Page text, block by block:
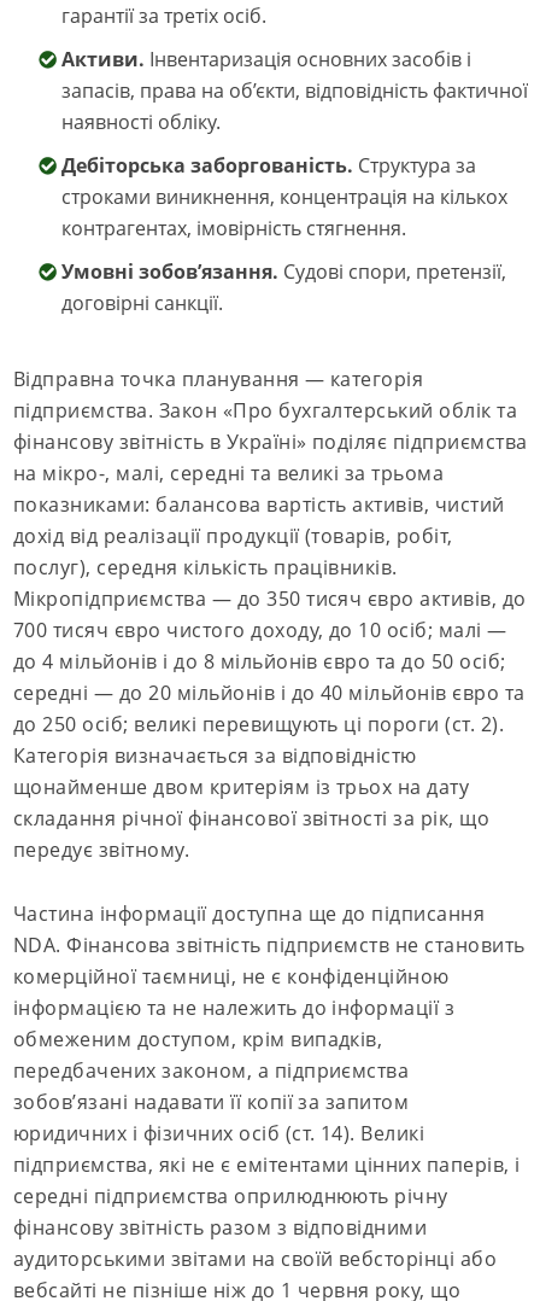
гарантії за третіх осіб.
Активи. Інвентаризація основних засобів і
запасів, права на об’єкти, відповідність фактичної
наявності обліку.
Дебіторська заборгованість. Структура за
строками виникнення, концентрація на кількох
контрагентах, імовірність стягнення.
Умовні зобов’язання. Судові спори, претензії,
договірні санкції.
Відправна точка планування — категорія
підприємства. Закон «Про бухгалтерський облік та
фінансову звітність в Україні» поділяє підприємства
на мікро-, малі, середні та великі за трьома
показниками: балансова вартість активів, чистий
дохід від реалізації продукції (товарів, робіт,
послуг), середня кількість працівників.
Мікропідприємства — до 350 тисяч євро активів, до
700 тисяч євро чистого доходу, до 10 осіб; малі —
до 4 мільйонів і до 8 мільйонів євро та до 50 осіб;
середні — до 20 мільйонів і до 40 мільйонів євро та
до 250 осіб; великі перевищують ці пороги (ст. 2).
Категорія визначається за відповідністю
щонайменше двом критеріям із трьох на дату
складання річної фінансової звітності за рік, що
передує звітному.
Частина інформації доступна ще до підписання
NDA. Фінансова звітність підприємств не становить
комерційної таємниці, не є конфіденційною
інформацією та не належить до інформації з
обмеженим доступом, крім випадків,
передбачених законом, а підприємства
зобов’язані надавати її копії за запитом
юридичних і фізичних осіб (ст. 14). Великі
підприємства, які не є емітентами цінних паперів, і
середні підприємства оприлюднюють річну
фінансову звітність разом з відповідними
аудиторськими звітами на своїй вебсторінці або
вебсайті не пізніше ніж до 1 червня року, що